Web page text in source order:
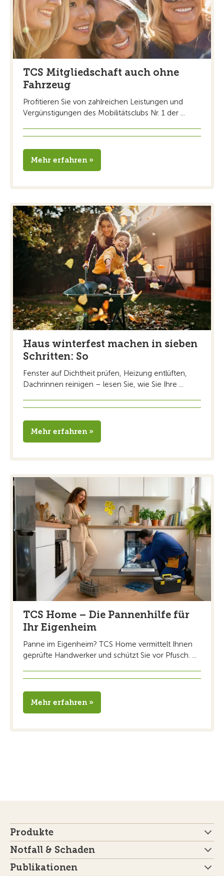
TCS Mitgliedschaft auch ohne
Fahrzeug
Profitieren Sie von zahlreichen Leistungen und
Vergünstigungen des Mobilitätsclubs Nr. 1 der ...
Mehr erfahren »
Haus winterfest machen in sieben
Schritten: So
Fenster auf Dichtheit prüfen, Heizung entlüften,
Dachrinnen reinigen – lesen Sie, wie Sie Ihre ...
Mehr erfahren »
TCS Home – Die Pannenhilfe für
Ihr Eigenheim
Panne im Eigenheim? TCS Home vermittelt Ihnen
geprüfte Handwerker und schützt Sie vor Pfusch. ...
Mehr erfahren »
Produkte
Notfall & Schaden
Publikationen